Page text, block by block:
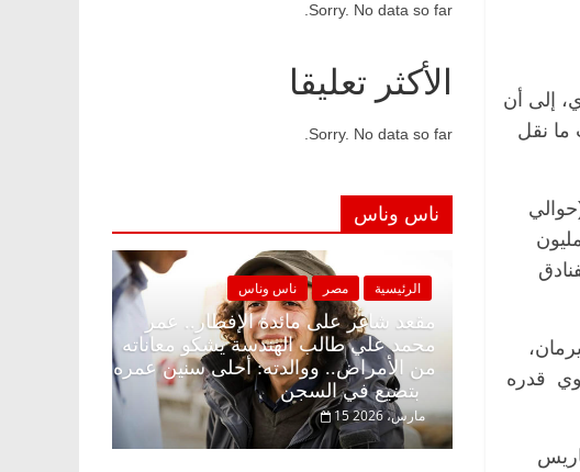
إلى أن
ما نقل
إلى 107 مليون يورو (حوالي
، ويتضمن ذلك راتبه السنوي المقدر بـ60 مليون يورو، بالإضافة إلى أكثر من 40 مليون
وذلك براتب سنوي قدره
Sorry. No data so far.
الأكثر تعليقا
Sorry. No data so far.
ناس وناس
الرئيسية مصر
مقعد شاغر على مائدة
محمد علي طالب الهندسة
من الأمراض.. ووالدته:
بتضيع في السجن
15 مارس، 2026
ناس وناس
مقعد شاغر على الإفطار وبلكونة بلا زينة
رمضان.. د. عبدالخالق فاروق خبير
اقتصادي في انتظار حلم الحرية ولمة
الحبايب